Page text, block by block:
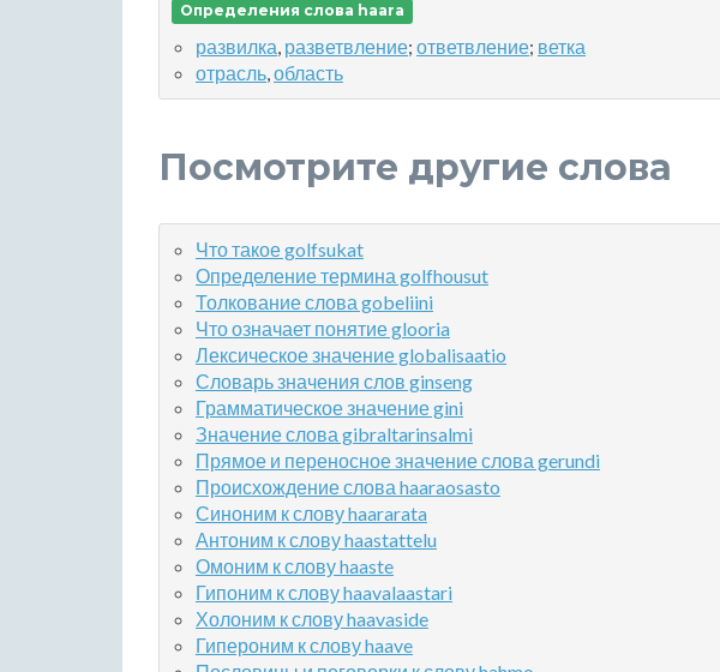
Определения слова haara
развилка, разветвление; ответвление; ветка
отрасль,область
Посмотрите другие слова
Что такое golfsukat
Определение термина golfhousut
Толкование слова gobeliini
Что означает понятие glooria
Лексическое значение globalisaatio
Словарь значения слов ginseng
Грамматическое значение gini
Значение слова gibraltarinsalmi
Прямое и переносное значение слова gerundi
Происхождение слова haaraosasto
Синоним к слову haararata
Антоним к слову haastattelu
Омоним к слову haaste
Гипоним к слову haavalaastari
Холоним к слову haavaside
Гипероним к слову haave